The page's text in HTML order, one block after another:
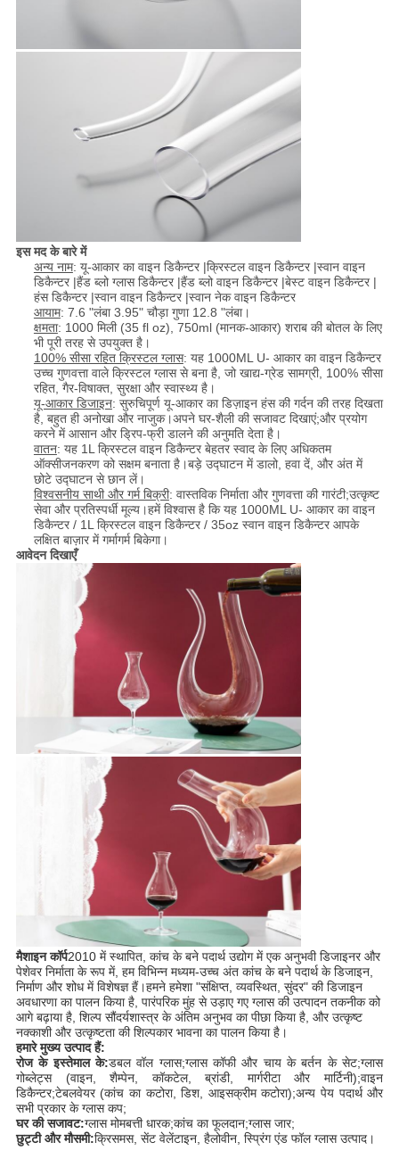
इस मद के बारे में
अन्य नाम: यू-आकार का वाइन डिकैन्टर |क्रिस्टल वाइन डिकैन्टर |स्वान वाइन
डिकैन्टर |हैंड ब्लो ग्लास डिकैन्टर |हैंड ब्लो वाइन डिकैन्टर |बेस्ट वाइन डिकैन्टर |
हंस डिकैन्टर |स्वान वाइन डिकैन्टर |स्वान नेक वाइन डिकैन्टर
आयाम: 7.6 "लंबा 3.95" चौड़ा गुणा 12.8 "लंबा।
क्षमता: 1000 मिली (35 fl oz), 750ml (मानक-आकार) शराब की बोतल के लिए
भी पूरी तरह से उपयुक्त है।
100% सीसा रहित क्रिस्टल ग्लास: यह 1000ML U- आकार का वाइन डिकैन्टर
उच्च गुणवत्ता वाले क्रिस्टल ग्लास से बना है, जो खाद्य-ग्रेड सामग्री, 100% सीसा
रहित, गैर-विषाक्त, सुरक्षा और स्वास्थ्य है।
यू-आकार डिजाइन: सुरुचिपूर्ण यू-आकार का डिज़ाइन हंस की गर्दन की तरह दिखता
है, बहुत ही अनोखा और नाजुक।अपने घर-शैली की सजावट दिखाएं;और प्रयोग
करने में आसान और ड्रिप-फ्री डालने की अनुमति देता है।
वातन: यह 1L क्रिस्टल वाइन डिकैन्टर बेहतर स्वाद के लिए अधिकतम
ऑक्सीजनकरण को सक्षम बनाता है।बड़े उद्घाटन में डालो, हवा दें, और अंत में
छोटे उद्घाटन से छान लें।
विश्वसनीय साथी और गर्म बिक्री: वास्तविक निर्माता और गुणवत्ता की गारंटी;उत्कृष्ट
सेवा और प्रतिस्पर्धी मूल्य।हमें विश्वास है कि यह 1000ML U- आकार का वाइन
डिकैन्टर / 1L क्रिस्टल वाइन डिकैन्टर / 35oz स्वान वाइन डिकैन्टर आपके
लक्षित बाज़ार में गर्मागर्म बिकेगा।
आवेदन दिखाएँ
मैशाइन कॉर्प2010 में स्थापित, कांच के बने पदार्थ उद्योग में एक अनुभवी डिजाइनर और
पेशेवर निर्माता के रूप में, हम विभिन्न मध्यम-उच्च अंत कांच के बने पदार्थ के डिजाइन,
निर्माण और शोध में विशेषज्ञ हैं।हमने हमेशा "संक्षिप्त, व्यवस्थित, सुंदर" की डिजाइन
अवधारणा का पालन किया है, पारंपरिक मुंह से उड़ाए गए ग्लास की उत्पादन तकनीक को
आगे बढ़ाया है, शिल्प सौंदर्यशास्त्र के अंतिम अनुभव का पीछा किया है, और उत्कृष्ट
नक्काशी और उत्कृष्टता की शिल्पकार भावना का पालन किया है।
हमारे मुख्य उत्पाद हैं:
रोज के इस्तेमाल के:डबल वॉल ग्लास;ग्लास कॉफी और चाय के बर्तन के सेट;ग्लास
गोब्लेट्स (वाइन, शैम्पेन, कॉकटेल, ब्रांडी, मार्गरीटा और मार्टिनी);वाइन
डिकैन्टर;टेबलवेयर (कांच का कटोरा, डिश, आइसक्रीम कटोरा);अन्य पेय पदार्थ और
सभी प्रकार के ग्लास कप;
घर की सजावट:ग्लास मोमबत्ती धारक;कांच का फूलदान;ग्लास जार;
छुट्टी और मौसमी:क्रिसमस, सेंट वेलेंटाइन, हैलोवीन, स्प्रिंग एंड फॉल ग्लास उत्पाद।